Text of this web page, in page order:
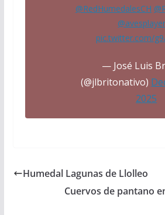
@RedHumedalesCH
pic.twitter.com/
— José Luis
(@jlbritonativo)
2025
Humedal Lagunas de Llolleo
Cuervos de pantano